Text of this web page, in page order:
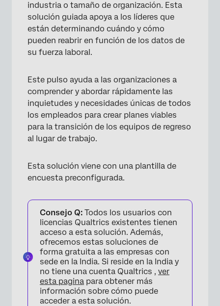
Informes
Notificaciones de respuesta
Condiciones de uso: Soluciones COVID-19
Preguntas frequentes
industria o tamaño de organización. Esta
solución guiada apoya a los líderes que
están determinando cuándo y cómo
pueden reabrir en función de los datos de
su fuerza laboral.
Este pulso ayuda a las organizaciones a
comprender y abordar rápidamente las
inquietudes y necesidades únicas de todos
los empleados para crear planes viables
para la transición de los equipos de regreso
al lugar de trabajo.
Esta solución viene con una plantilla de
encuesta preconfigurada.
Consejo Q: Todos los usuarios con
licencias Qualtrics existentes tienen
acceso a esta solución. Además,
ofrecemos estas soluciones de
forma gratuita a las empresas con
sede en la India. Si reside en la India y
no tiene una cuenta Qualtrics , ver
esta pagina para obtener más
información sobre cómo puede
acceder a esta solución.